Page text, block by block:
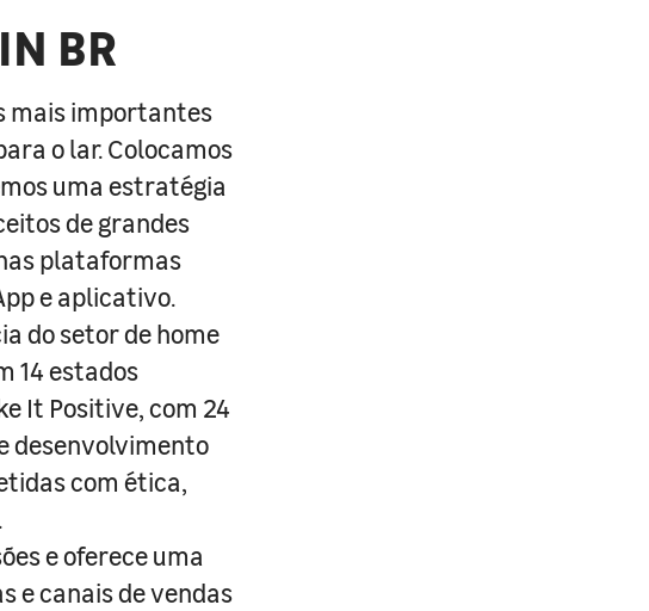
BR
mais importantes
o lar. Colocamos
uma estratégia
de grandes
plataformas
e aplicativo.
do setor de home
14 estados
It Positive, com 24
desenvolvimento
com ética,
e oferece uma
e canais de vendas